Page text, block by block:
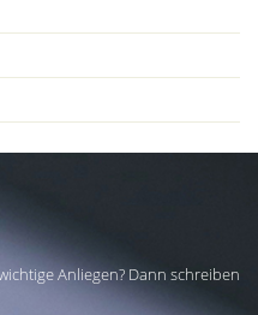
Anliegen? Dann schreiben